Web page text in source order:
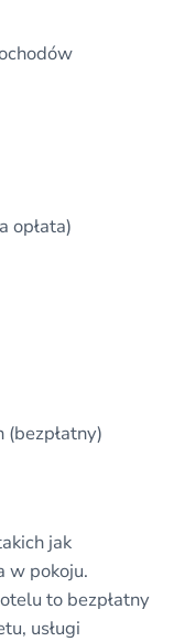
opłata)
jak
w pokoju.
to bezpłatny
usługi